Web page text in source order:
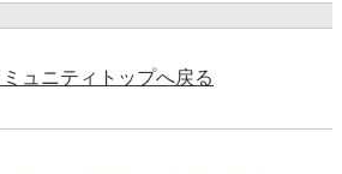
ミュニティトップへ戻る